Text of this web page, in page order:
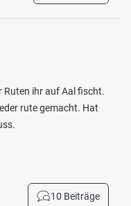
Ruten ihr auf Aal fischt.
rute gemacht. Hat
10 Beiträge